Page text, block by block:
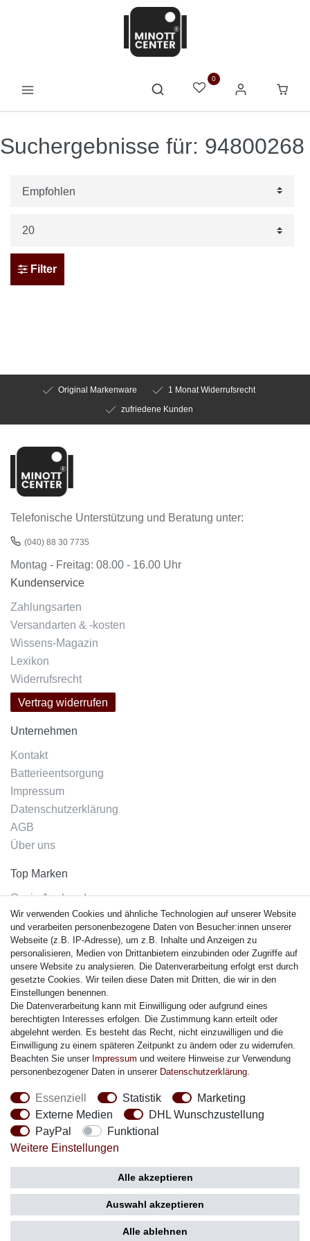
0
Suchergebnisse für: 94800268
Filter
Original Markenware
1 Monat Widerrufsrecht
zufriedene Kunden
Telefonische Unterstützung und Beratung unter:
(040) 88 30 7735
Montag - Freitag: 08.00 - 16.00 Uhr
Kundenservice
Zahlungsarten
Versandarten & -kosten
Wissens-Magazin
Lexikon
Widerrufsrecht
Vertrag widerrufen
Unternehmen
Kontakt
Batterieentsorgung
Impressum
Datenschutzerklärung
AGB
Über uns
Top Marken
Casio Armband
Festina Armband
Citizen Armband
M. Lacroix Armband
J. Lemans Armband
Uhrenarmbänder - Alle
Sicherheit
Social Media
Zahlung
Wir verwenden Cookies und ähnliche Technologien auf unserer Website
und verarbeiten personenbezogene Daten von Besucher:innen unserer
Webseite (z.B. IP-Adresse), um z.B. Inhalte und Anzeigen zu
personalisieren, Medien von Drittanbietern einzubinden oder Zugriffe auf
unsere Website zu analysieren. Die Datenverarbeitung erfolgt erst durch
gesetzte Cookies. Wir teilen diese Daten mit Dritten, die wir in den
Einstellungen benennen.
Die Datenverarbeitung kann mit Einwilligung oder aufgrund eines
berechtigten Interesses erfolgen. Die Zustimmung kann erteilt oder
abgelehnt werden. Es besteht das Recht, nicht einzuwilligen und die
Einwilligung zu einem späteren Zeitpunkt zu ändern oder zu widerrufen.
Beachten Sie unser Impressum und weitere Hinweise zur Verwendung
personenbezogener Daten in unserer Daten­schutz­erklärung
Essenziell Statistik
Marketing
Externe Medien
DHL Wunschzustellung
PayPal
Funktional
Weitere Einstellungen
Alle akzeptieren
Auswahl akzeptieren
Alle ablehnen